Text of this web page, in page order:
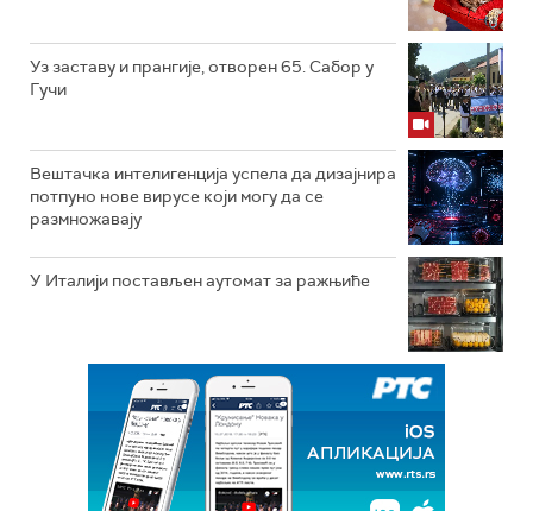
Уз заставу и прангије, отворен 65. Сабор у
Гучи
Вештачка интелигенција успела да дизајнира
потпуно нове вирусе који могу да се
размножавају
У Италији постављен аутомат за ражњиће